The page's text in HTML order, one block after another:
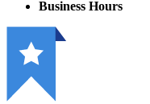
Business Hours